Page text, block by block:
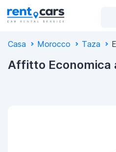
Casa Morocco Taza
Affitto Economica